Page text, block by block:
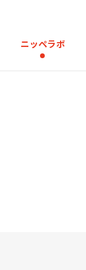
ニッペラボ